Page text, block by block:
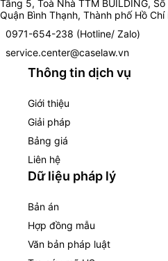
Tầng 5, Toà Nhà TTM BUILDING,
Quận Bình Thạnh, Thành phố Hồ Chí
0971-654-238 (Hotline/ Zalo)
service.center@caselaw.vn
Thông tin dịch vụ
Giới thiệu
Giải pháp
Bảng giá
Liên hệ
Dữ liệu pháp lý
Bản án
Hợp đồng mẫu
Văn bản pháp luật